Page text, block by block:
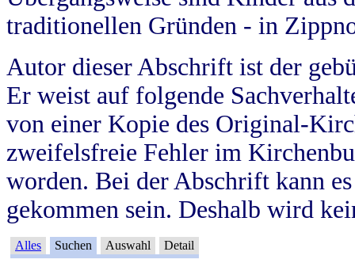
traditionellen Gründen - in
Autor dieser Abschrift ist der
Er weist auf folgende
von einer Kopie des Original-
zweifelsfreie Fehler im
worden. Bei der Abschrift kann
gekommen sein. Deshalb wird
Alles Suchen Auswahl Detail